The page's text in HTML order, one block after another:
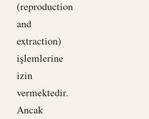
(reproduction
and
extraction)
işlemlerine
izin
vermektedir.
Ancak